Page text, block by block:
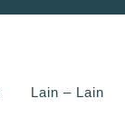
Lain – Lain